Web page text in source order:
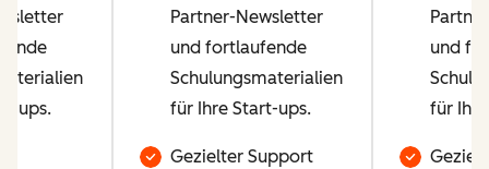
ups.
Partner-Newsletter
und fortlaufende
Schulungsmaterialien
für Ihre Start-ups.
Gezielter Support
und
für